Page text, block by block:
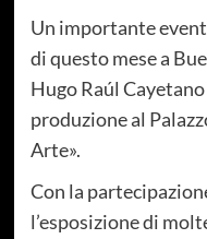
Un importante
di questo mese a
Hugo Raúl
produzione al
Arte».
Con la
l’esposizione di